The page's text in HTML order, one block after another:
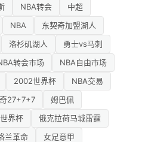
NBA转会
中超
NBA
东契奇加盟湖人
洛杉矶湖人
勇士vs马刺
转会市场
NBA自由市场
2002世界杯
NBA交易
27+7+7
姆巴佩
界杯
俄克拉荷马城雷霆
兰革命
女足意甲